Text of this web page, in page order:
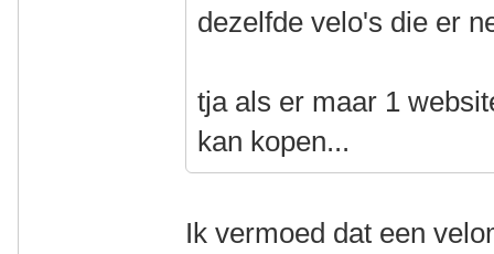
dezelfde velo's die er
tja als er maar 1
kan kopen...
Ik vermoed dat een